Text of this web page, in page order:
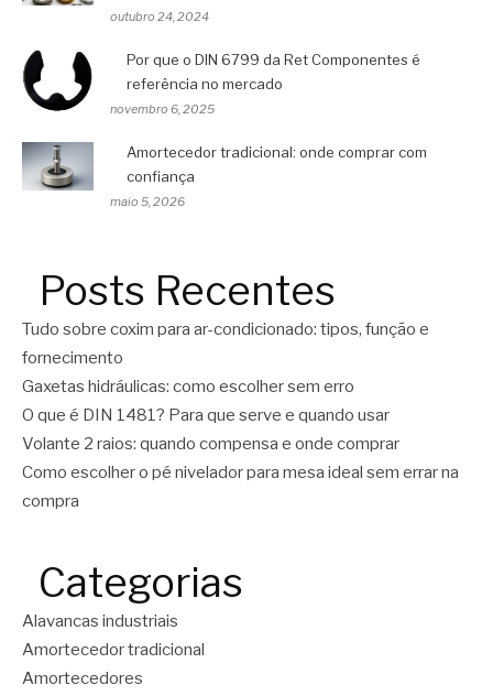
outubro 24, 2024
Por que o DIN 6799 da Ret Componentes é
referência no mercado
novembro 6, 2025
Amortecedor tradicional: onde comprar com
confiança
maio 5, 2026
Posts Recentes
Tudo sobre coxim para ar-condicionado: tipos, função e
fornecimento
Gaxetas hidráulicas: como escolher sem erro
O que é DIN 1481? Para que serve e quando usar
Volante 2 raios: quando compensa e onde comprar
Como escolher o pé nivelador para mesa ideal sem errar na
compra
Categorias
Alavancas industriais
Amortecedor tradicional
Amortecedores